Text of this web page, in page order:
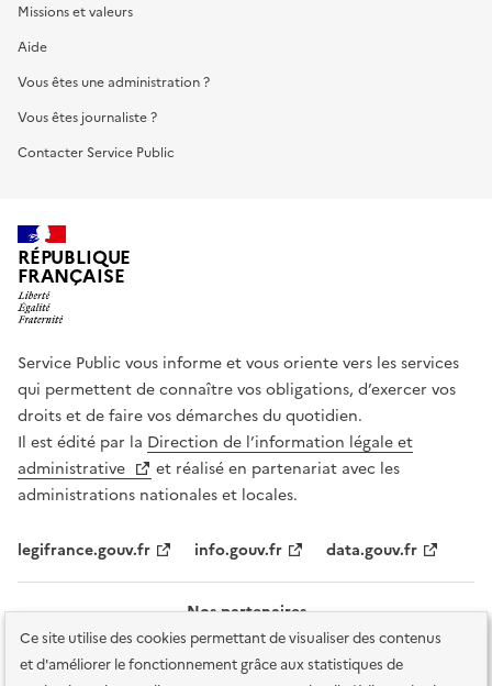
Ce site utilise des cookies permettant de visualiser des contenus
et d'améliorer le fonctionnement grâce aux statistiques de
Missions et valeurs
Aide
Vous êtes une administration ?
Vous êtes journaliste ?
Contacter Service Public
RÉPUBLIQUE
FRANÇAISE
Service Public vous informe et vous oriente vers les services
qui permettent de connaître vos obligations, d’exercer vos
droits et de faire vos démarches du quotidien.
Il est édité par la Direction de l’information légale et
administrative
et réalisé en partenariat avec les
administrations nationales et locales.
legifrance.gouv.fr info.gouv.fr data.gouv.fr
Nos partenaires